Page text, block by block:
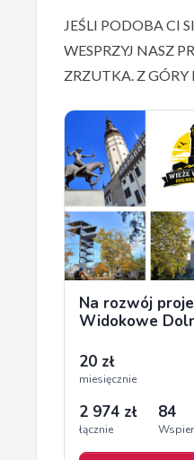
JEŚLI PODOBA CI
WESPRZYJ NASZ
ZRZUTKA. Z